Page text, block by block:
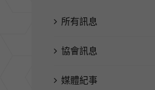
所有訊息
協會訊息
媒體紀事